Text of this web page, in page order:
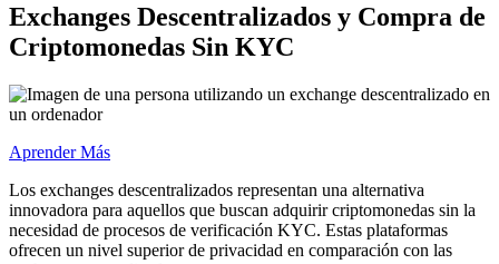
Exchanges Descentralizados y Compra de
Criptomonedas Sin KYC
Aprender Más
Los exchanges descentralizados representan una alternativa
innovadora para aquellos que buscan adquirir criptomonedas sin la
necesidad de procesos de verificación KYC. Estas plataformas
ofrecen un nivel superior de privacidad en comparación con las